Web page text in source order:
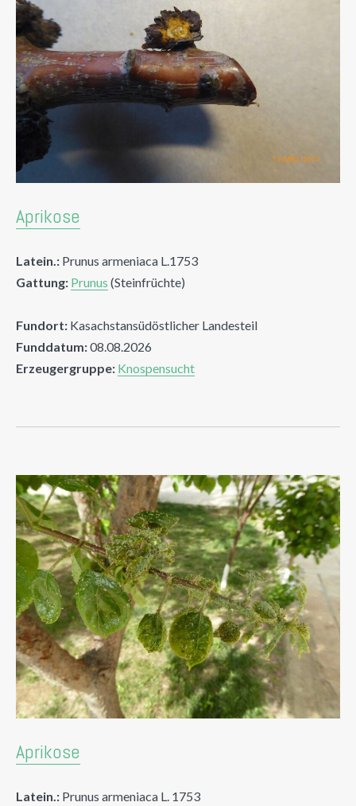
Aprikose
Latein.: Prunus armeniaca L.1753
Gattung: Prunus (Steinfrüchte)
Fundort: Kasachstansüdöstlicher Landesteil
Funddatum:08.08.2026
Erzeugergruppe: Knospensucht
Aprikose
Latein.: Prunus armeniaca L. 1753